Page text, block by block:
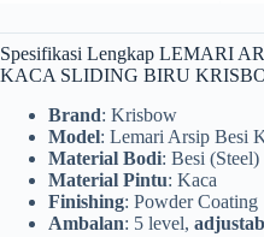
Spesifikasi Lengkap LEMARI
KACA SLIDING BIRU
Brand: Krisbow
Model: Lemari Arsip Besi
Material Bodi: Besi (Steel)
Material Pintu: Kaca
Finishing: Powder Coating
Ambalan: 5 level,